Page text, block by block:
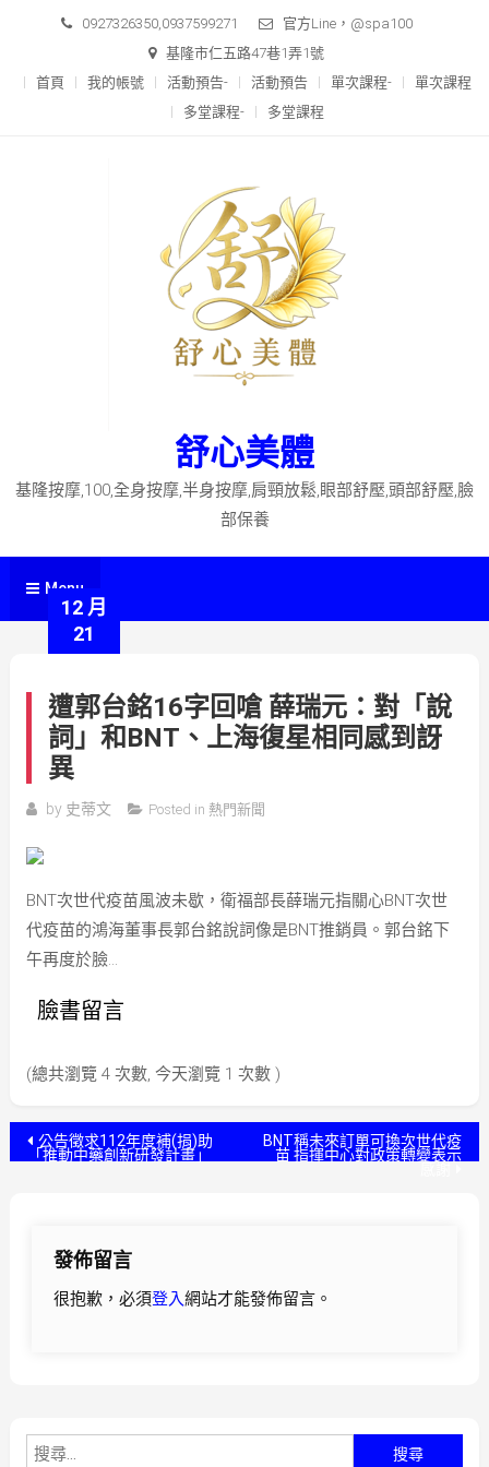
content
0927326350,0937599271
官方Line，@spa100
基隆市仁五路47巷1弄1號
首頁
我的帳號 活動預告- 活動預告 單次課程-
單次課程
多堂課程-
多堂課程
舒心美體
基隆按摩,100,全身按摩,半身按摩,肩頸放鬆,眼部舒壓,頭部舒壓,臉
部保養
Menu
12 月
21
遭郭台銘16字回嗆 薛瑞元：對「說
詞」和BNT、上海復星相同感到訝
異
by 史蒂文 Posted in 熱門新聞
BNT次世代疫苗風波未歇，衛福部長薛瑞元指關心BNT次世
代疫苗的鴻海董事長郭台銘說詞像是BNT推銷員。郭台銘下
午再度於臉…
臉書留言
(總共瀏覽 4 次數, 今天瀏覽 1 次數 )
文公告徵求112年度補(捐)助
「推動中藥創新研發計畫」
BNT稱未來訂單可換次世代疫
苗 指揮中心對政策轉變表示
發佈留言
很抱歉，必須登入網站才能發佈留言。